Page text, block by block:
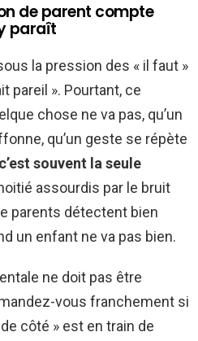
de parent compte
paraît
la pression des « il faut »
pareil ». Pourtant, ce
chose ne va pas, qu’un
qu’un geste se répète
c’est souvent la seule
assourdis par le bruit
parents détectent bien
un enfant ne va pas bien.
ne doit pas être
vous franchement si
côté » est en train de